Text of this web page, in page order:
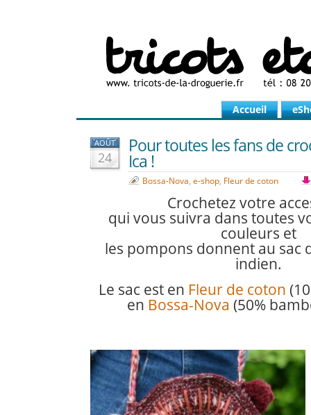
Accueil
AOÛT
24
Pour toutes les fans de
Ica !
Bossa-Nova, e-shop, Fleur de coton
Crochetez votre
qui vous suivra dans toutes
couleurs et
les pompons donnent au sac
indien.
Le sac est en Fleur de coton
en Bossa-Nova (50%